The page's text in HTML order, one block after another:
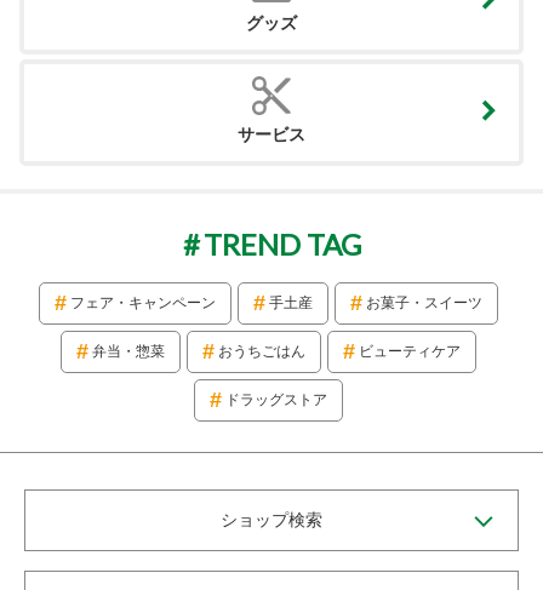
グッズ
サービス
TREND TAG
フェア・キャンペーン 手土産 お菓子・スイーツ
弁当・惣菜 おうちごはん ビューティケア
ドラッグストア
ショップ検索